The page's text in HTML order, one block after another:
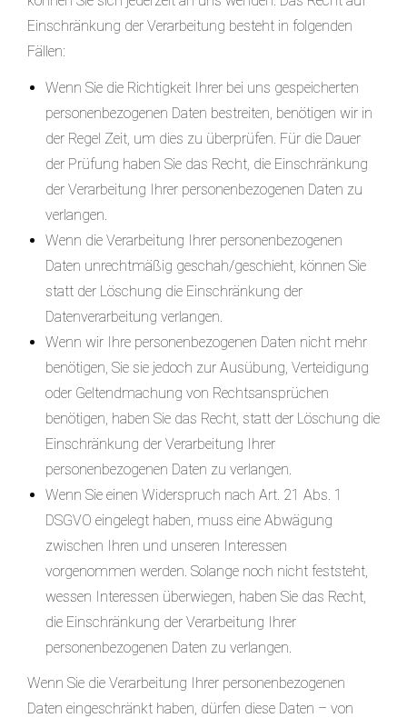
Einschränkung der Verarbeitung besteht in folgenden
Fällen:
Wenn Sie die Richtigkeit Ihrer bei uns gespeicherten
personenbezogenen Daten bestreiten, benötigen wir in
der Regel Zeit, um dies zu überprüfen. Für die Dauer
der Prüfung haben Sie das Recht, die Einschränkung
der Verarbeitung Ihrer personenbezogenen Daten zu
verlangen.
Wenn die Verarbeitung Ihrer personenbezogenen
Daten unrechtmäßig geschah/geschieht, können Sie
statt der Löschung die Einschränkung der
Datenverarbeitung verlangen.
Wenn wir Ihre personenbezogenen Daten nicht mehr
benötigen, Sie sie jedoch zur Ausübung, Verteidigung
oder Geltendmachung von Rechtsansprüchen
benötigen, haben Sie das Recht, statt der Löschung die
Einschränkung der Verarbeitung Ihrer
personenbezogenen Daten zu verlangen.
Wenn Sie einen Widerspruch nach Art. 21 Abs. 1
DSGVO eingelegt haben, muss eine Abwägung
zwischen Ihren und unseren Interessen
vorgenommen werden. Solange noch nicht feststeht,
wessen Interessen überwiegen, haben Sie das Recht,
die Einschränkung der Verarbeitung Ihrer
personenbezogenen Daten zu verlangen.
Wenn Sie die Verarbeitung Ihrer personenbezogenen
Daten eingeschränkt haben, dürfen diese Daten – von